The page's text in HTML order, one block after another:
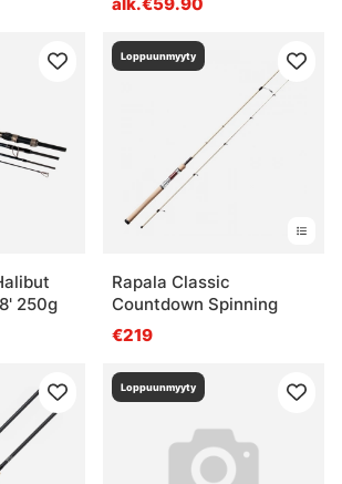
250g
Loppuunmyyty
Rapala Classic
Countdown Spinning
€219
Loppuunmyyty